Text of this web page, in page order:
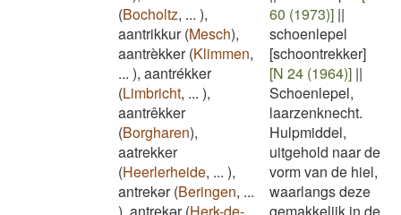
(Bocholtz, ... ),
aantrikkur(Mesch),
aantrèkker(Klimmen,
... ), aantrékker
(Limbricht, ... ),
aantrêkker
(Borgharen),
aatrekker
(Heerlerheide, ... ),
antrekər(Beringen, ...
60 (1973)] ||
schoenlepel
[schoontrekker]
[N 24 (1964)] ||
Schoenlepel,
laarzenknecht.
Hulpmiddel,
uitgehold naar de
vorm van de hiel,
waarlangs deze